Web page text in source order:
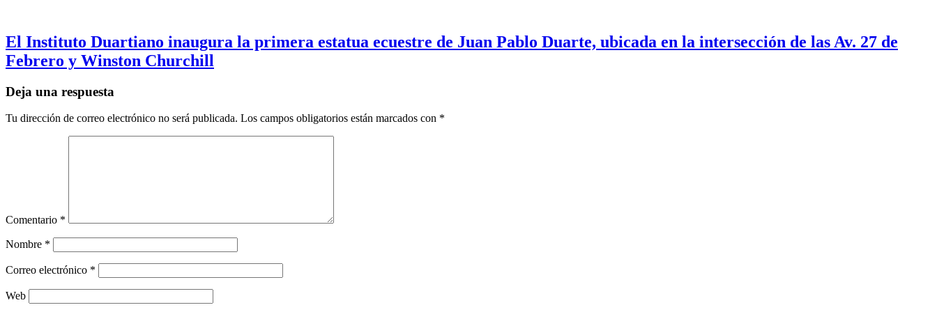
El Instituto Duartiano inaugura la primera estatua ecuestre de Juan Pablo Duarte, ubicada en la intersección de las Av. 27 de
Febrero y Winston Churchill
Deja una respuesta
Tu dirección de correo electrónico no será publicada. Los campos obligatorios están marcados con *
Comentario *
Nombre *
Correo electrónico *
Web